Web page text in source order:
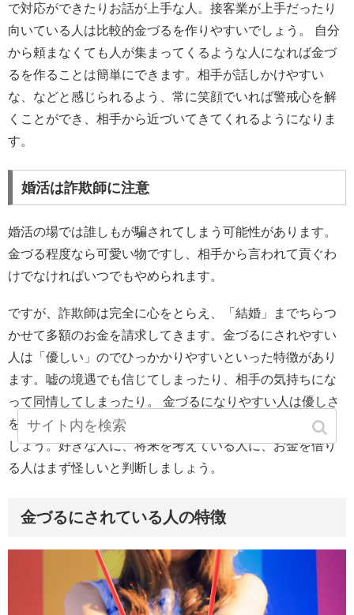
で対応ができたりお話が上手な人。接客業が上手だったり
向いている人は比較的金づるを作りやすいでしょう。 自分
から頼まなくても人が集まってくるような人になれば金づ
るを作ることは簡単にできます。相手が話しかけやすい
な、などと感じられるよう、常に笑顔でいれば警戒心を解
くことができ、相手から近づいてきてくれるようになりま
す。
婚活は詐欺師に注意
婚活の場では誰しもが騙されてしまう可能性があります。
金づる程度なら可愛い物ですし、相手から言われて貢ぐわ
けでなければいつでもやめられます。
ですが、詐欺師は完全に心をとらえ、「結婚」までちらつ
かせて多額のお金を請求してきます。金づるにされやすい
人は「優しい」のでひっかかりやすいといった特徴があり
ます。嘘の境遇でも信じてしまったり、相手の気持ちにな
って同情してしまったり。 金づるになりやすい人は優しさ
を利用されないように十分に注意し、相手を良く見極めま
しょう。好きな人に、将来を考えている人に、お金を借り
る人はまず怪しいと判断しましょう。
金づるにされている人の特徴